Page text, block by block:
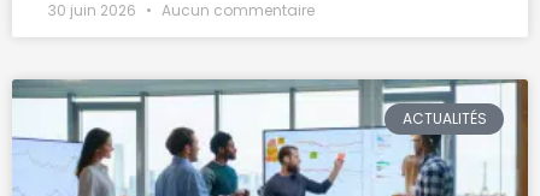
30 juin 2026 Aucun commentaire
ACTUALITÉS